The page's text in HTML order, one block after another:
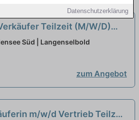
Datenschutzerklärung
Teilzeit (M/W/D)
Süd | Langenselbold
zum Angebot
m/w/d Vertrieb Teilzeit